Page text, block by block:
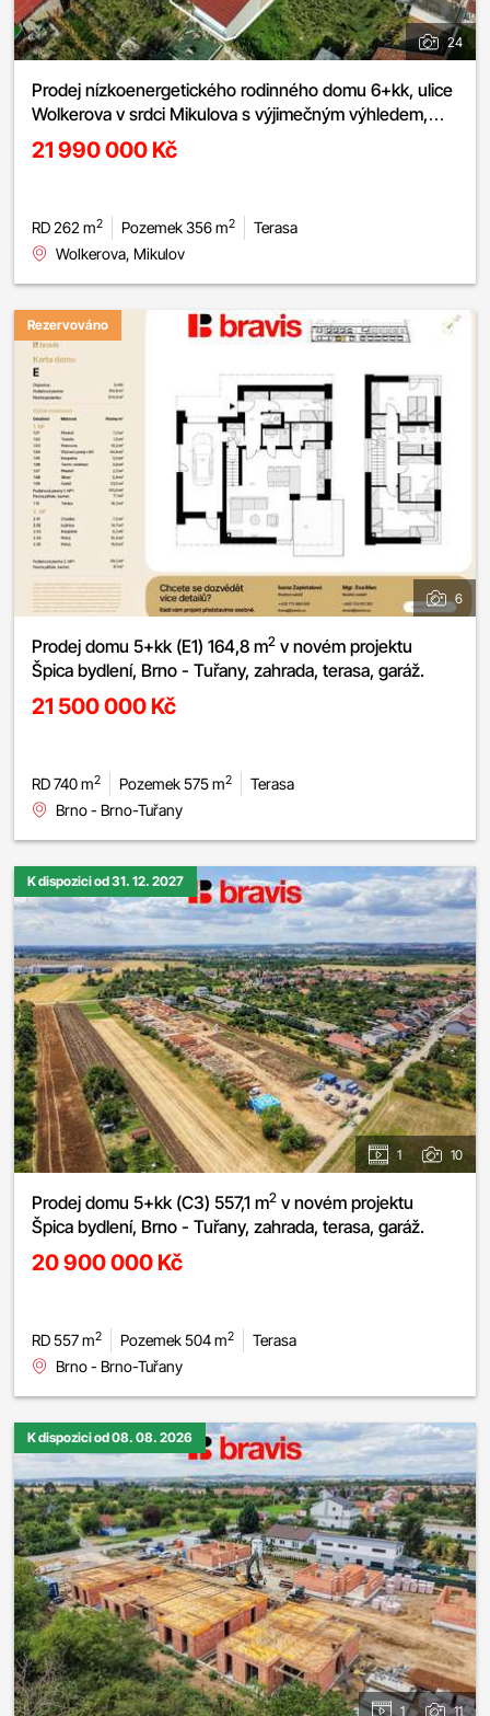
24
Prodej nízkoenergetického rodinného domu 6+kk, ulice
Wolkerova v srdci Mikulova s výjimečným výhledem,
dvojgaráž, nadstandardní vybavení
21 990 000 Kč
RD 262 m2 Pozemek 356 m2
Terasa
Wolkerova, Mikulov
Rezervováno
6
Prodej domu 5+kk (E1) 164,8 m2 v novém projektu
Špica bydlení, Brno - Tuřany, zahrada, terasa, garáž.
21 500 000 Kč
RD 740 m2 Pozemek 575 m2
Terasa
Brno - Brno-Tuřany
K dispozici od 31. 12. 2027
1 10
Prodej domu 5+kk (C3) 557,1 m2 v novém projektu
Špica bydlení, Brno - Tuřany, zahrada, terasa, garáž.
20 900 000 Kč
RD 557 m2 Pozemek 504 m2
Terasa
Brno - Brno-Tuřany
K dispozici od 08. 08. 2026
1 11